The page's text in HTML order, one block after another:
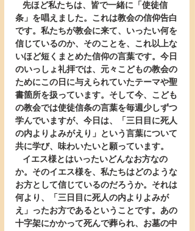
条」を唱えました。これは教会の信仰告白
です。私たちが教会に来て、いったい何を
信じているのか、そのことを、これ以上な
いほど短くまとめた信仰の言葉です。今日
のいっしょ礼拝では、元々こどもの教会の
ためにこの日に与えられていたテーマや聖
書箇所を扱っています。そして今、こども
の教会では使徒信条の言葉を毎週少しずつ
学んでいますが、今日は、「三日目に死人
の内よりよみがえり」という言葉について
共に学び、味わいたいと願っています。
か。そのイエス様を、私たちはどのような
お方として信じているのだろうか。それは
何より、「三日目に死人の内よりよみが
え」ったお方であるということです。あの
十字架にかかって死んで葬られ、お墓の中